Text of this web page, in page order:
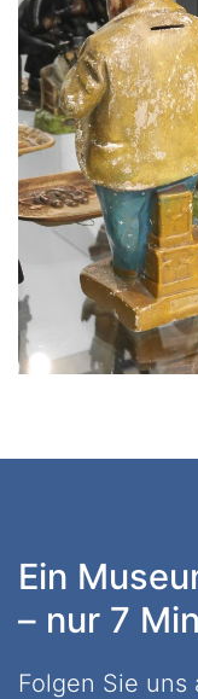
Ein
– nur 7
Folgen Sie uns